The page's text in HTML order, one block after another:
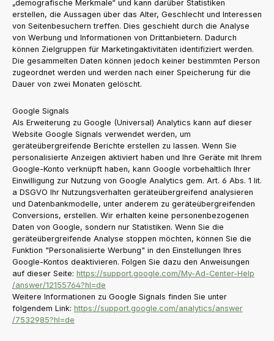
„demografische Merkmale“ und kann darüber Statistiken
erstellen, die Aussagen über das Alter, Geschlecht und Interessen
von Seitenbesuchern treffen. Dies geschieht durch die Analyse
von Werbung und Informationen von Drittanbietern. Dadurch
können Zielgruppen für Marketingaktivitäten identifiziert werden.
Die gesammelten Daten können jedoch keiner bestimmten Person
zugeordnet werden und werden nach einer Speicherung für die
Dauer von zwei Monaten gelöscht.
Google Signals
Als Erweiterung zu Google (Universal) Analytics kann auf dieser
Website Google Signals verwendet werden, um
geräteübergreifende Berichte erstellen zu lassen. Wenn Sie
personalisierte Anzeigen aktiviert haben und Ihre Geräte mit Ihrem
Google-Konto verknüpft haben, kann Google vorbehaltlich Ihrer
Einwilligung zur Nutzung von Google Analytics gem. Art. 6 Abs. 1 lit.
a DSGVO Ihr Nutzungsverhalten geräteübergreifend analysieren
und Datenbankmodelle, unter anderem zu geräteübergreifenden
Conversions, erstellen. Wir erhalten keine personenbezogenen
Daten von Google, sondern nur Statistiken. Wenn Sie die
geräteübergreifende Analyse stoppen möchten, können Sie die
Funktion "Personalisierte Werbung" in den Einstellungen Ihres
Google-Kontos deaktivieren. Folgen Sie dazu den Anweisungen
auf dieser Seite: https://support.google.com/My-Ad-Center-Help
/answer/12155764?hl=de
Weitere Informationen zu Google Signals finden Sie unter
folgendem Link: https://support.google.com/analytics/answer
/7532985?hl=de